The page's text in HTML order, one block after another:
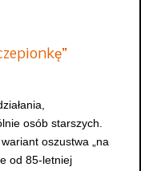
osób starszych.
oszustwa „na
od 85-letniej